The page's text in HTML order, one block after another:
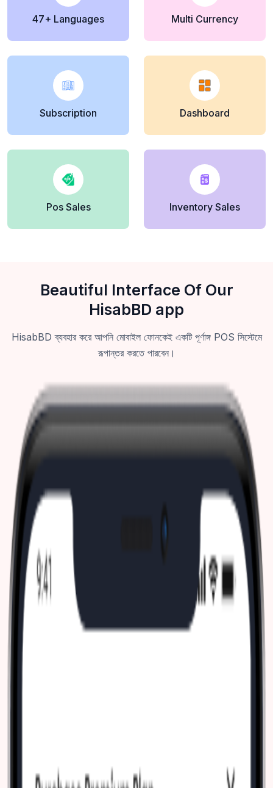
47+ Languages Multi Currency
Subscription Dashboard
Pos Sales Inventory Sales
Beautiful Interface Of Our
HisabBD app
HisabBD ব্যবহার করে আপনি মোবাইল ফোনকেই একটি পূর্ণাঙ্গ POS সিস্টেমে
রূপান্তর করতে পারবেন।